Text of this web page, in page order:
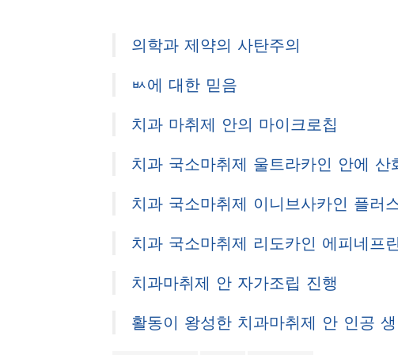
의학과 제약의 사탄주의
ㅄ에 대한 믿음
치과 마취제 안의 마이크로칩
치과 국소마취제 울트라카인 안에 산
치과 국소마취제 이니브사카인 플러
치과 국소마취제 리도카인 에피네프
치과마취제 안 자가조립 진행
활동이 왕성한 치과마취제 안 인공 생